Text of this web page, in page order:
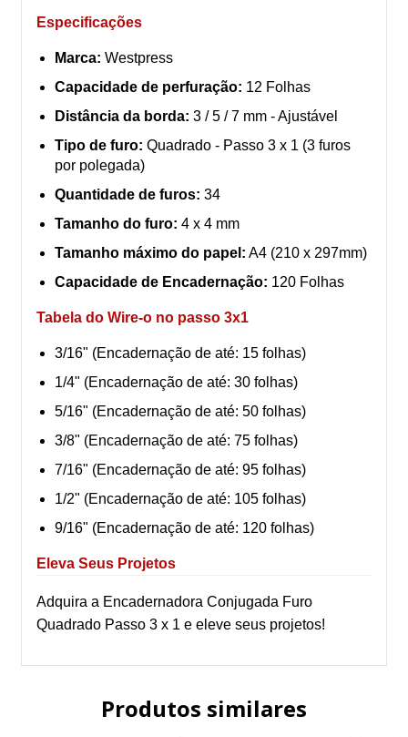
Especificações
Marca: Westpress
Capacidade de perfuração: 12 Folhas
Distância da borda: 3 / 5 / 7 mm - Ajustável
Tipo de furo: Quadrado - Passo 3 x 1 (3 furos
por polegada)
Quantidade de furos: 34
Tamanho do furo: 4 x 4 mm
Tamanho máximo do papel: A4 (210 x 297mm)
Capacidade de Encadernação: 120 Folhas
Tabela do Wire-o no passo 3x1
3/16" (Encadernação de até: 15 folhas)
1/4" (Encadernação de até: 30 folhas)
5/16" (Encadernação de até: 50 folhas)
3/8" (Encadernação de até: 75 folhas)
7/16" (Encadernação de até: 95 folhas)
1/2" (Encadernação de até: 105 folhas)
9/16" (Encadernação de até: 120 folhas)
Eleva Seus Projetos
Adquira a Encadernadora Conjugada Furo
Quadrado Passo 3 x 1 e eleve seus projetos!
Produtos similares